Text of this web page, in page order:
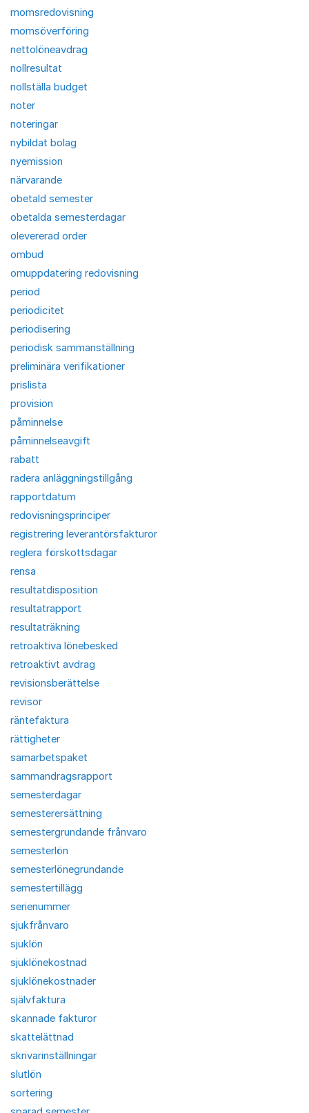
momsredovisning
momsöverföring
nettolöneavdrag
nollresultat
nollställa budget
noter
noteringar
nybildat bolag
nyemission
närvarande
obetald semester
obetalda semesterdagar
olevererad order
ombud
omuppdatering redovisning
period
periodicitet
periodisering
periodisk sammanställning
preliminära verifikationer
prislista
provision
påminnelse
påminnelseavgift
rabatt
radera anläggningstillgång
rapportdatum
redovisningsprinciper
registrering leverantörsfakturor
reglera förskottsdagar
rensa
resultatdisposition
resultatrapport
resultaträkning
retroaktiva lönebesked
retroaktivt avdrag
revisionsberättelse
revisor
räntefaktura
rättigheter
samarbetspaket
sammandragsrapport
semesterdagar
semesterersättning
semestergrundande frånvaro
semesterlön
semesterlönegrundande
semestertillägg
serienummer
sjukfrånvaro
sjuklön
sjuklönekostnad
sjuklönekostnader
självfaktura
skannade fakturor
skattelättnad
skrivarinställningar
slutlön
sortering